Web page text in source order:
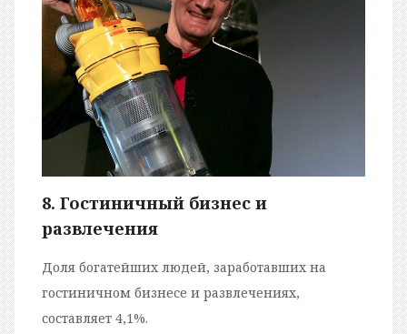
8. Гостиничный бизнес и
развлечения
Доля богатейших людей, заработавших на
гостиничном бизнесе и развлечениях,
составляет 4,1%.